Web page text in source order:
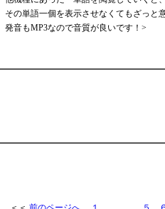
その単語一個を表示させなくてもざっと
発音もMP3なので音質が良いです！>